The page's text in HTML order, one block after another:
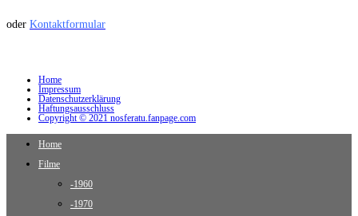
oder Kontaktformular
Home
Impressum
Datenschutzerklärung
Haftungsausschluss
Copyright © 2021 nosferatu.fanpage.com
Home
Filme
-1960
-1970